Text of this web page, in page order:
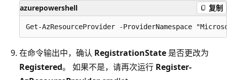
azurepowershell 复制
在命令输出中，确认 RegistrationState 是否更改为
Registered。 如果不是，请再次运行 Register-